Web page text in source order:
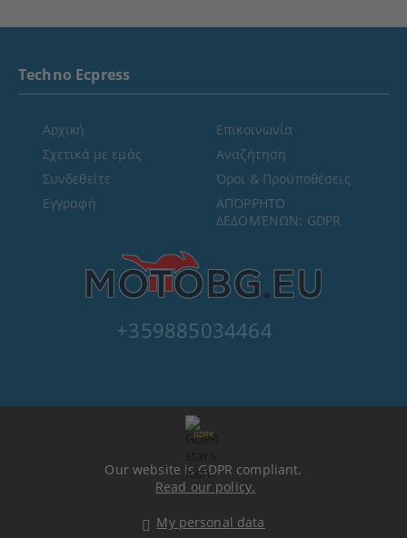
+359885034464
Techno Ecpress
Αρχική
Σχετικά με εμάς
Συνδεθείτε
Εγγραφή
Επικοινωνία
Αναζήτηση
Όροι & Προϋποθέσεις
ΑΠΌΡΡΗΤΟ
ΔΕΔΟΜΈΝΩΝ: GDPR
GDPR
Our website is GDPR compliant.
Read our policy.
My personal data